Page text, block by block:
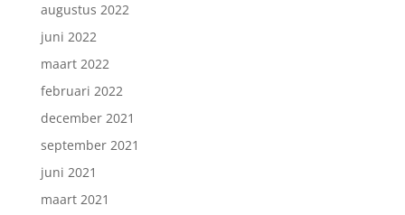
augustus 2022
juni 2022
maart 2022
februari 2022
december 2021
september 2021
juni 2021
maart 2021